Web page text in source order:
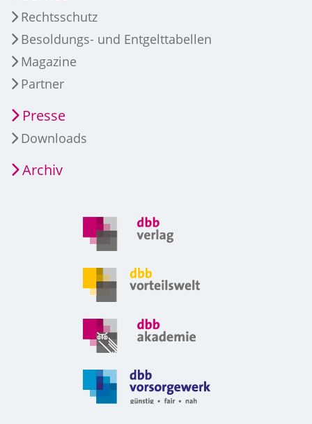
Rechtsschutz
Besoldungs- und Entgelttabellen
Magazine
Partner
Presse
Downloads
Archiv